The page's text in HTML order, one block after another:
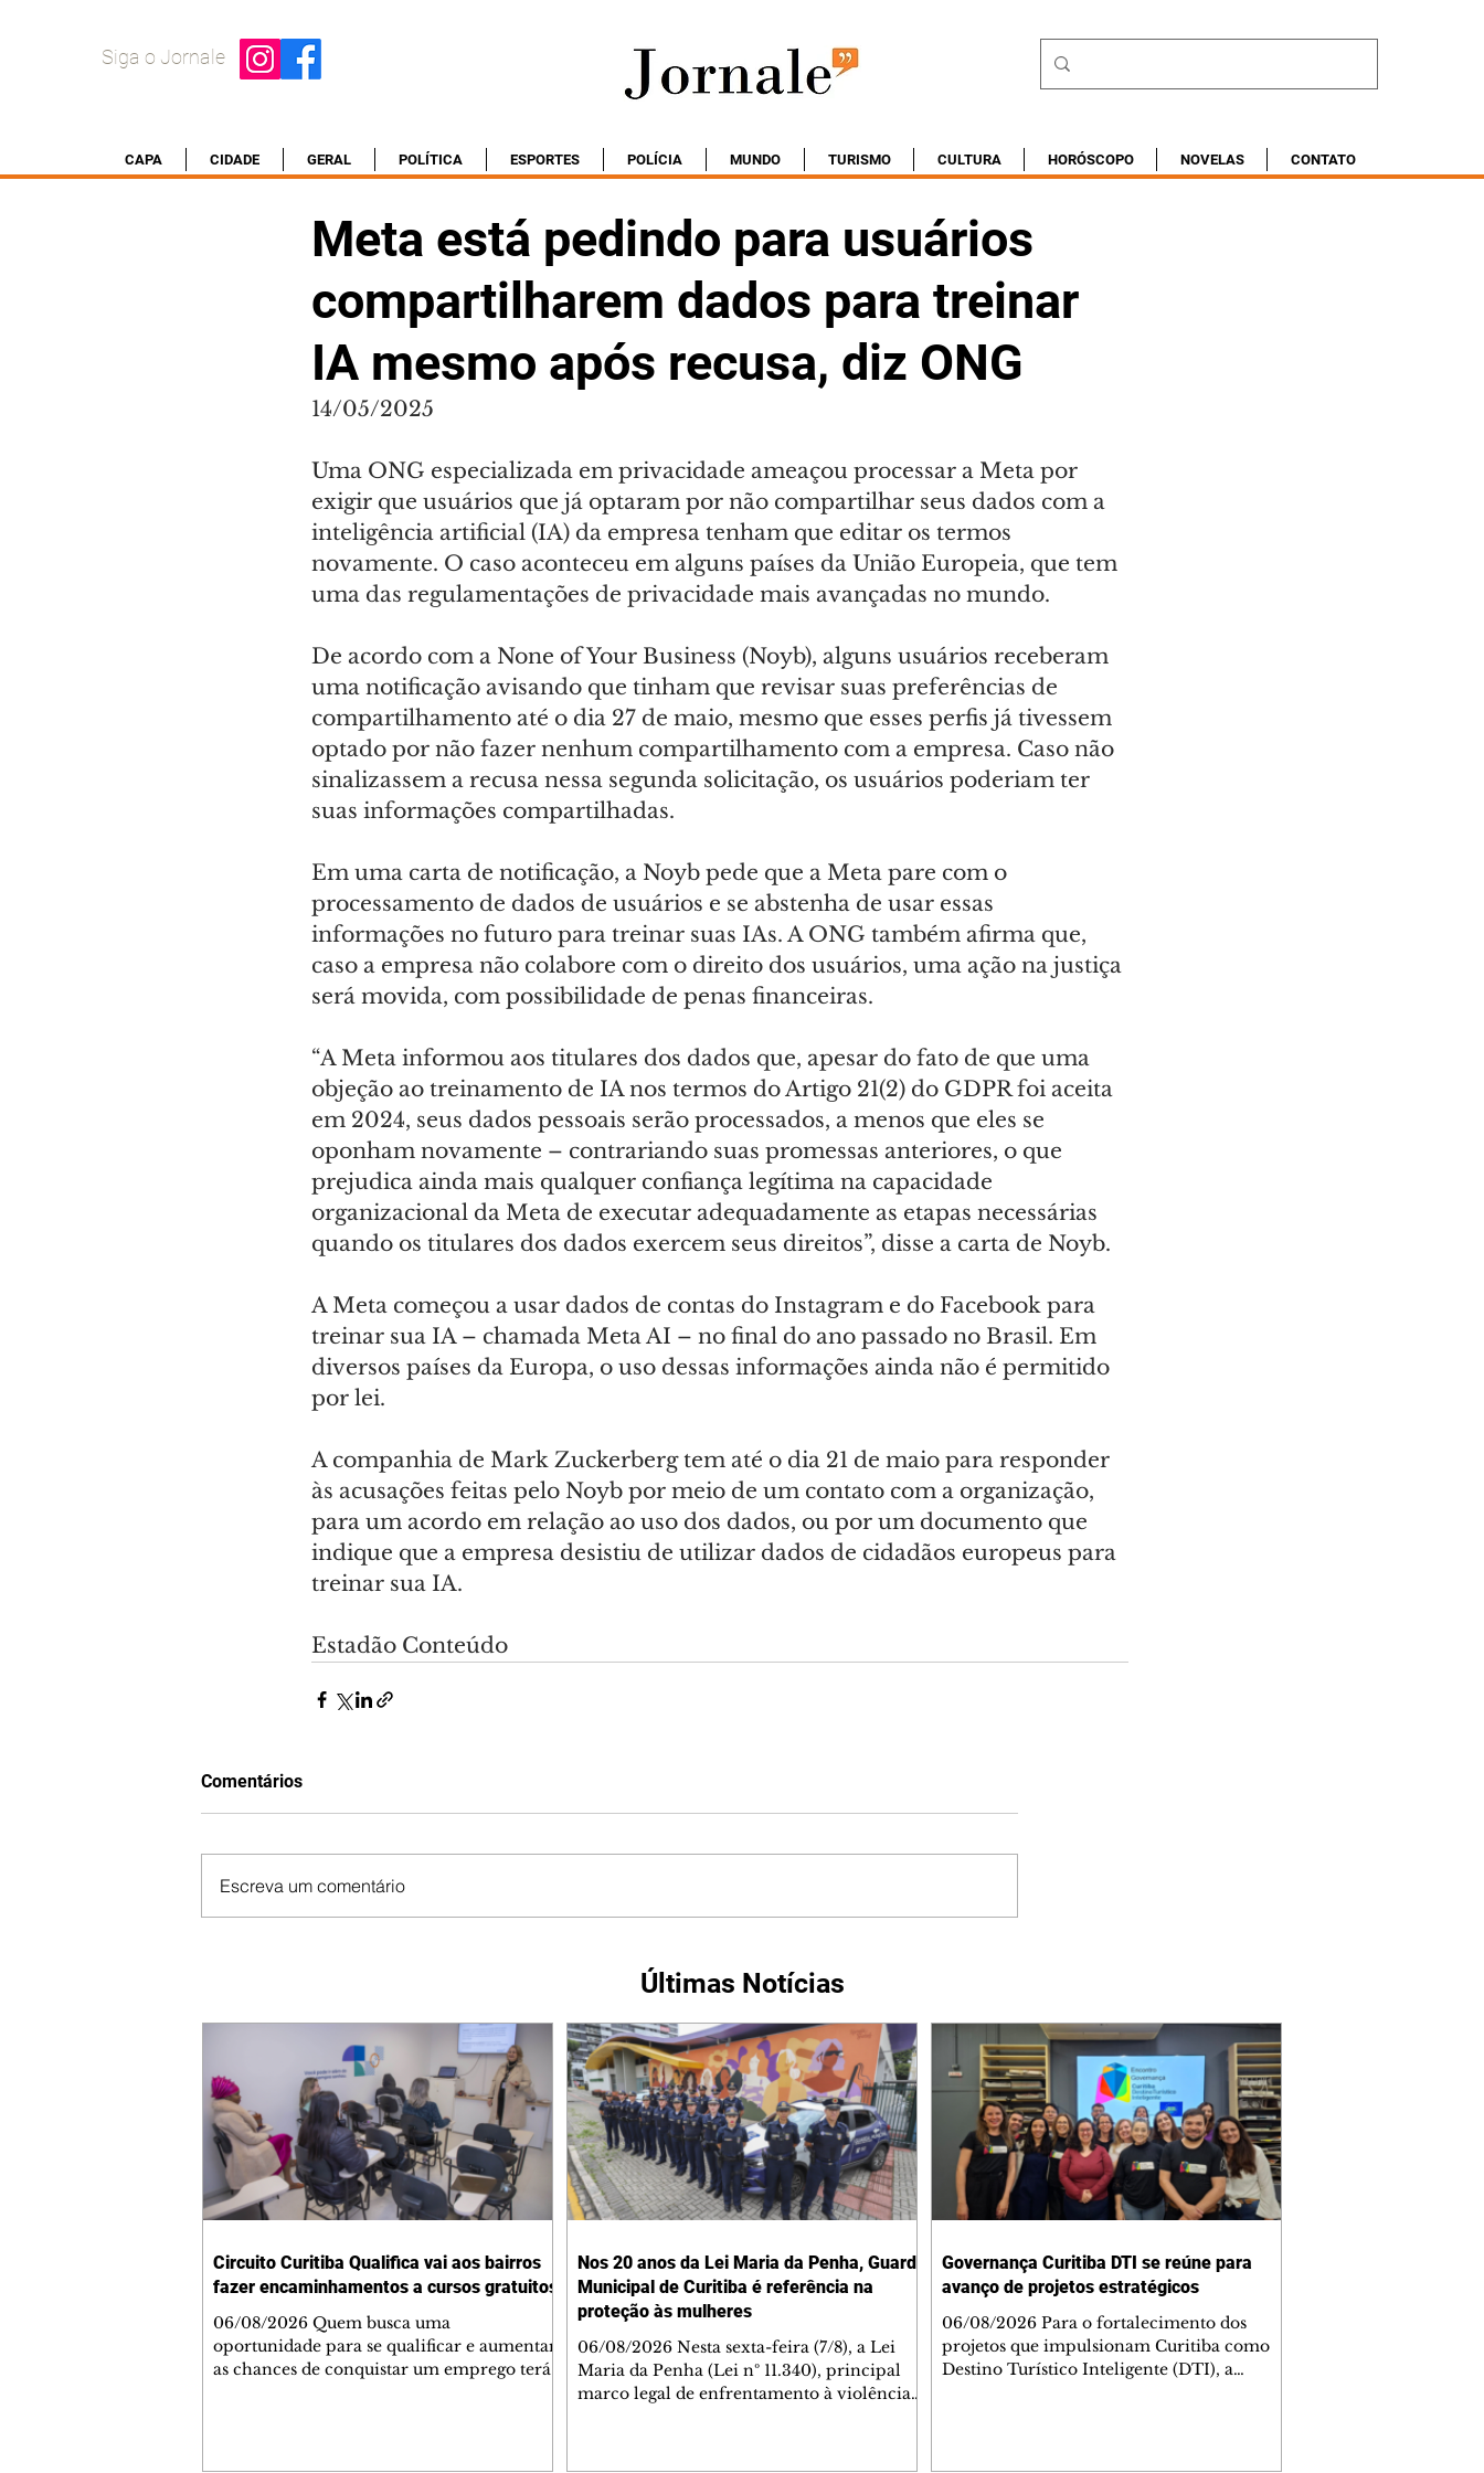
Siga o Jornale
CAPA CIDADE GERAL POLÍTICA ESPORTES POLÍCIA MUNDO TURISMO CULTURA HORÓSCOPO NOVELAS CONTATO
Meta está pedindo para usuários
compartilharem dados para treinar
IA mesmo após recusa, diz ONG
14/05/2025
Uma ONG especializada em privacidade ameaçou processar a Meta por
exigir que usuários que já optaram por não compartilhar seus dados com a
inteligência artificial (IA) da empresa tenham que editar os termos
novamente. O caso aconteceu em alguns países da União Europeia, que tem
uma das regulamentações de privacidade mais avançadas no mundo.
De acordo com a None of Your Business (Noyb), alguns usuários receberam
uma notificação avisando que tinham que revisar suas preferências de
compartilhamento até o dia 27 de maio, mesmo que esses perfis já tivessem
optado por não fazer nenhum compartilhamento com a empresa. Caso não
sinalizassem a recusa nessa segunda solicitação, os usuários poderiam ter
suas informações compartilhadas.
Em uma carta de notificação, a Noyb pede que a Meta pare com o
processamento de dados de usuários e se abstenha de usar essas
informações no futuro para treinar suas IAs. A ONG também afirma que,
caso a empresa não colabore com o direito dos usuários, uma ação na justiça
será movida, com possibilidade de penas financeiras.
“A Meta informou aos titulares dos dados que, apesar do fato de que uma
objeção ao treinamento de IA nos termos do Artigo 21(2) do GDPR foi aceita
em 2024, seus dados pessoais serão processados, a menos que eles se
oponham novamente – contrariando suas promessas anteriores, o que
prejudica ainda mais qualquer confiança legítima na capacidade
organizacional da Meta de executar adequadamente as etapas necessárias
quando os titulares dos dados exercem seus direitos”, disse a carta de Noyb.
A Meta começou a usar dados de contas do Instagram e do Facebook para
treinar sua IA – chamada Meta AI – no final do ano passado no Brasil. Em
diversos países da Europa, o uso dessas informações ainda não é permitido
por lei.
A companhia de Mark Zuckerberg tem até o dia 21 de maio para responder
às acusações feitas pelo Noyb por meio de um contato com a organização,
para um acordo em relação ao uso dos dados, ou por um documento que
indique que a empresa desistiu de utilizar dados de cidadãos europeus para
treinar sua IA.
Estadão Conteúdo
Comentários
Escreva um comentário
Últimas Notícias
Circuito Curitiba Qualifica vai aos bairros
fazer encaminhamentos a cursos gratuitos
06/08/2026 Quem busca uma
oportunidade para se qualificar e aumentar
as chances de conquistar um emprego terá
Nos 20 anos da Lei Maria da Penha, Guarda
Municipal de Curitiba é referência na
proteção às mulheres
06/08/2026 Nesta sexta-feira (7/8), a Lei
Maria da Penha (Lei nº 11.340), principal
marco legal de enfrentamento à violência
Governança Curitiba DTI se reúne para
avanço de projetos estratégicos
06/08/2026 Para o fortalecimento dos
projetos que impulsionam Curitiba como
Destino Turístico Inteligente (DTI), a